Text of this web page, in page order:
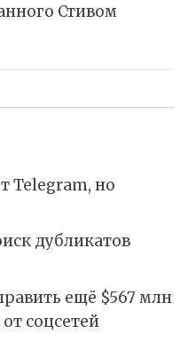
Стивом
Telegram, но
дубликатов
ещё $567 млн
соцсетей